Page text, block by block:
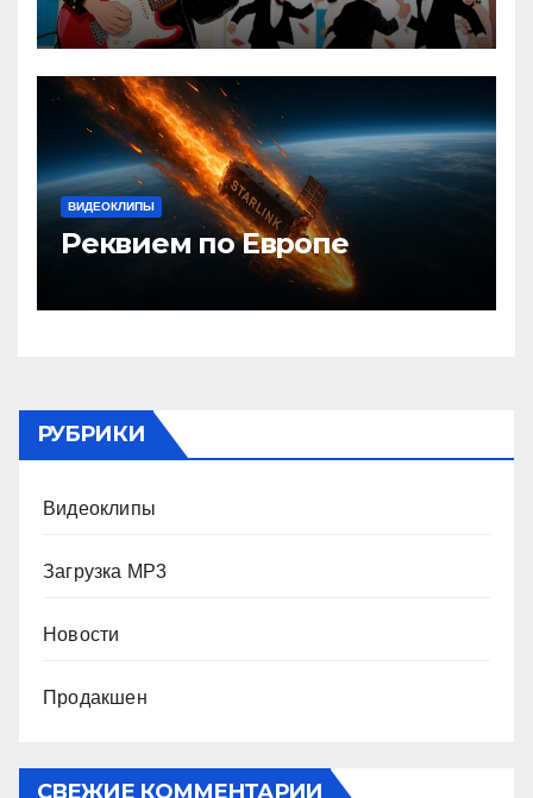
ВИДЕОКЛИПЫ
Реквием по Европе
РУБРИКИ
Видеоклипы
Загрузка MP3
Новости
Продакшен
СВЕЖИЕ КОММЕНТАРИИ